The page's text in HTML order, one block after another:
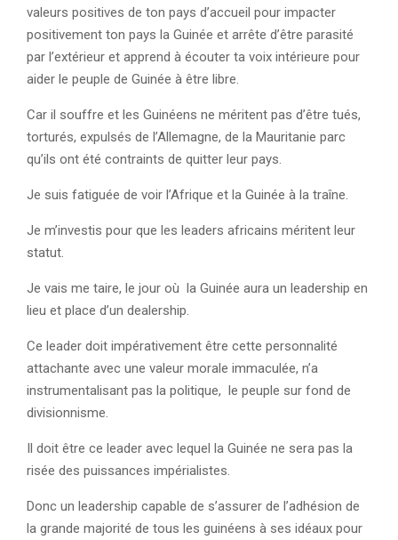
valeurs positives de ton pays d’accueil pour impacter
positivement ton pays la Guinée et arrête d’être parasité
par l’extérieur et apprend à écouter ta voix intérieure pour
aider le peuple de Guinée à être libre.
Car il souffre et les Guinéens ne méritent pas d’être tués,
torturés, expulsés de l’Allemagne, de la Mauritanie parc
qu’ils ont été contraints de quitter leur pays.
Je suis fatiguée de voir l’Afrique et la Guinée à la traîne.
Je m’investis pour que les leaders africains méritent leur
statut.
Je vais me taire, le jour où la Guinée aura un leadership en
lieu et place d’un dealership.
Ce leader doit impérativement être cette personnalité
attachante avec une valeur morale immaculée, n’a
instrumentalisant pas la politique, le peuple sur fond de
divisionnisme.
Il doit être ce leader avec lequel la Guinée ne sera pas la
risée des puissances impérialistes.
Donc un leadership capable de s’assurer de l’adhésion de
la grande majorité de tous les guinéens à ses idéaux pour